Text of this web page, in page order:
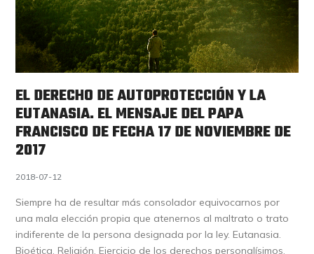
EL DERECHO DE AUTOPROTECCIÓN Y LA
EUTANASIA. EL MENSAJE DEL PAPA
FRANCISCO DE FECHA 17 DE NOVIEMBRE DE
2017
2018-07-12
Siempre ha de resultar más consolador equivocarnos por
una mala elección propia que atenernos al maltrato o trato
indiferente de la persona designada por la ley. Eutanasia.
Bioética. Religión. Ejercicio de los derechos personalísimos.